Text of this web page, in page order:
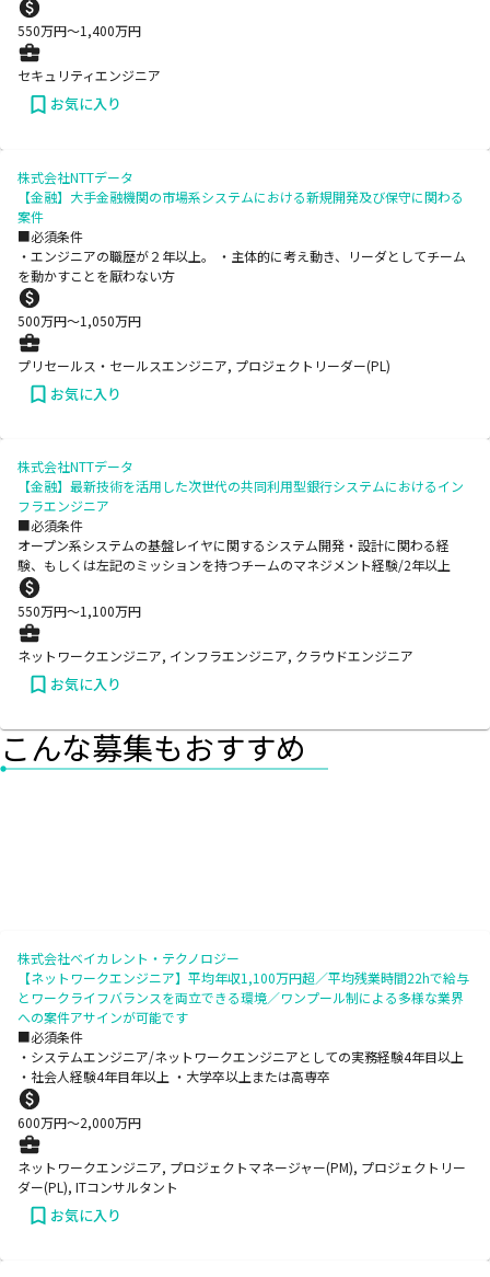
550万円〜1,400万円
セキュリティエンジニア
お気に入り
株式会社NTTデータ
【金融】大手金融機関の市場系システムにおける新規開発及び保守に関わる
案件
■必須条件
・エンジニアの職歴が２年以上。 ・主体的に考え動き、リーダとしてチーム
を動かすことを厭わない方
500万円〜1,050万円
プリセールス・セールスエンジニア, プロジェクトリーダー(PL)
お気に入り
株式会社NTTデータ
【金融】最新技術を活用した次世代の共同利用型銀行システムにおけるイン
フラエンジニア
■必須条件
オープン系システムの基盤レイヤに関するシステム開発・設計に関わる経
験、もしくは左記のミッションを持つチームのマネジメント経験/2年以上
550万円〜1,100万円
ネットワークエンジニア, インフラエンジニア, クラウドエンジニア
お気に入り
こんな募集もおすすめ
株式会社ベイカレント・テクノロジー
【ネットワークエンジニア】平均年収1,100万円超／平均残業時間22hで給与
とワークライフバランスを両立できる環境／ワンプール制による多様な業界
への案件アサインが可能です
■必須条件
・システムエンジニア/ネットワークエンジニアとしての実務経験4年目以上
・社会人経験4年目年以上 ・大学卒以上または高専卒
600万円〜2,000万円
ネットワークエンジニア, プロジェクトマネージャー(PM), プロジェクトリー
ダー(PL), ITコンサルタント
お気に入り